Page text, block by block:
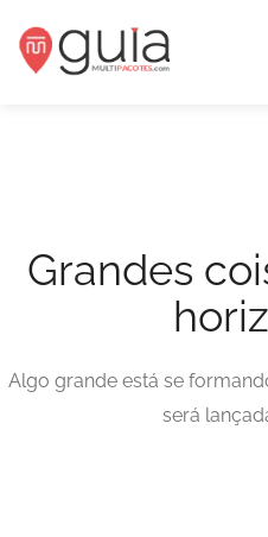
Grandes
Algo grande está se
será